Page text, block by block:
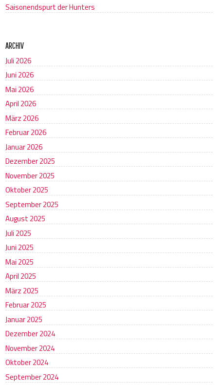
Saisonendspurt der Hunters
ARCHIV
Juli 2026
Juni 2026
Mai 2026
April 2026
März 2026
Februar 2026
Januar 2026
Dezember 2025
November 2025
Oktober 2025
September 2025
August 2025
Juli 2025
Juni 2025
Mai 2025
April 2025
März 2025
Februar 2025
Januar 2025
Dezember 2024
November 2024
Oktober 2024
September 2024